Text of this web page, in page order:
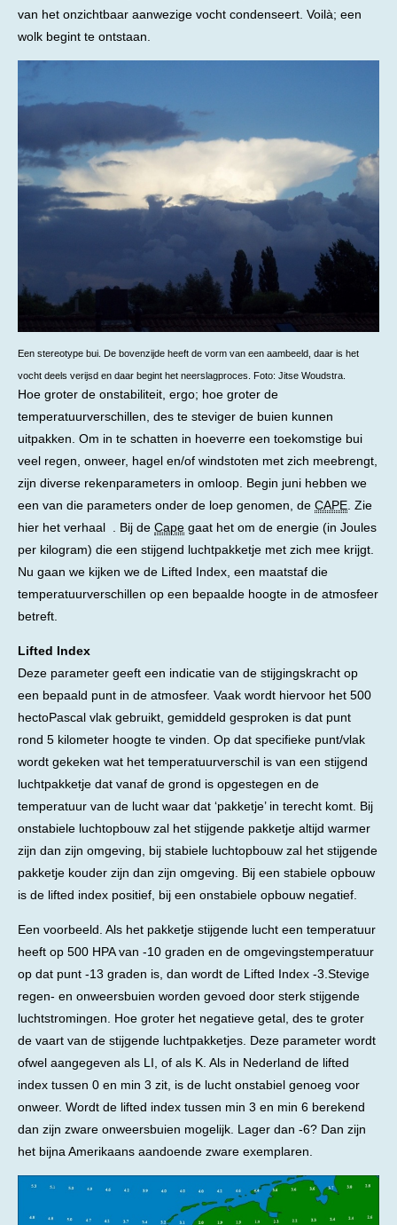
van het onzichtbaar aanwezige vocht condenseert. Voilà; een
wolk begint te ontstaan.
Een stereotype bui. De bovenzijde heeft de vorm van een aambeeld, daar is het
vocht deels verijsd en daar begint het neerslagproces. Foto: Jitse Woudstra.
Hoe groter de onstabiliteit, ergo; hoe groter de
temperatuurverschillen, des te steviger de buien kunnen
uitpakken. Om in te schatten in hoeverre een toekomstige bui
veel regen, onweer, hagel en/of windstoten met zich meebrengt,
zijn diverse rekenparameters in omloop. Begin juni hebben we
een van die parameters onder de loep genomen, de CAPE . Zie
hier het verhaal . Bij de Cape gaat het om de energie (in Joules
per kilogram) die een stijgend luchtpakketje met zich mee krijgt.
Nu gaan we kijken we de Lifted Index, een maatstaf die
temperatuurverschillen op een bepaalde hoogte in de atmosfeer
betreft.
Lifted Index
Deze parameter geeft een indicatie van de stijgingskracht op
een bepaald punt in de atmosfeer. Vaak wordt hiervoor het 500
hectoPascal vlak gebruikt, gemiddeld gesproken is dat punt
rond 5 kilometer hoogte te vinden. Op dat specifieke punt/vlak
wordt gekeken wat het temperatuurverschil is van een stijgend
luchtpakketje dat vanaf de grond is opgestegen en de
temperatuur van de lucht waar dat ‘pakketje’ in terecht komt. Bij
onstabiele luchtopbouw zal het stijgende pakketje altijd warmer
zijn dan zijn omgeving, bij stabiele luchtopbouw zal het stijgende
pakketje kouder zijn dan zijn omgeving. Bij een stabiele opbouw
is de lifted index positief, bij een onstabiele opbouw negatief.
Een voorbeeld. Als het pakketje stijgende lucht een temperatuur
heeft op 500 HPA van -10 graden en de omgevingstemperatuur
op dat punt -13 graden is, dan wordt de Lifted Index -3.Stevige
regen- en onweersbuien worden gevoed door sterk stijgende
luchtstromingen. Hoe groter het negatieve getal, des te groter
de vaart van de stijgende luchtpakketjes. Deze parameter wordt
ofwel aangegeven als LI, of als K. Als in Nederland de lifted
index tussen 0 en min 3 zit, is de lucht onstabiel genoeg voor
onweer. Wordt de lifted index tussen min 3 en min 6 berekend
dan zijn zware onweersbuien mogelijk. Lager dan -6? Dan zijn
het bijna Amerikaans aandoende zware exemplaren.